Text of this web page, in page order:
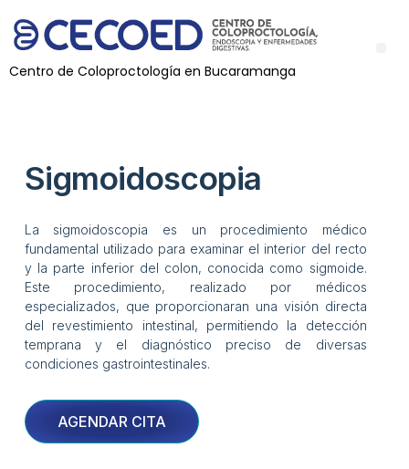
Centro de Coloproctología en Bucaramanga
Sigmoidoscopia
La sigmoidoscopia es un procedimiento médico
fundamental utilizado para examinar el interior del recto
y la parte inferior del colon, conocida como sigmoide.
Este procedimiento, realizado por médicos
especializados, que proporcionaran una visión directa
del revestimiento intestinal, permitiendo la detección
temprana y el diagnóstico preciso de diversas
condiciones gastrointestinales.
AGENDAR CITA